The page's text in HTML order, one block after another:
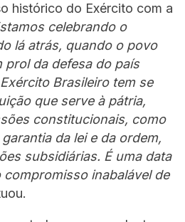
histórico do Exército com a
celebrando o
lá atrás, quando o povo
prol da defesa do país
Brasileiro tem se
que serve à pátria,
constitucionais, como
da lei e da ordem,
subsidiárias. É uma data
inabalável de